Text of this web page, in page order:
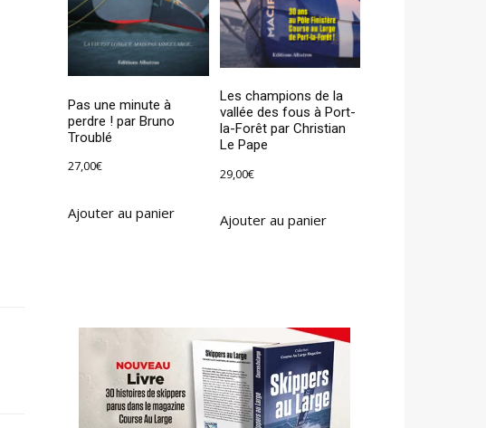
Pas une minute à
perdre ! par Bruno
Troublé
27,00€
Ajouter au panier
Les champions de la
vallée des fous à Port-
la-Forêt par Christian
Le Pape
29,00€
Ajouter au panier